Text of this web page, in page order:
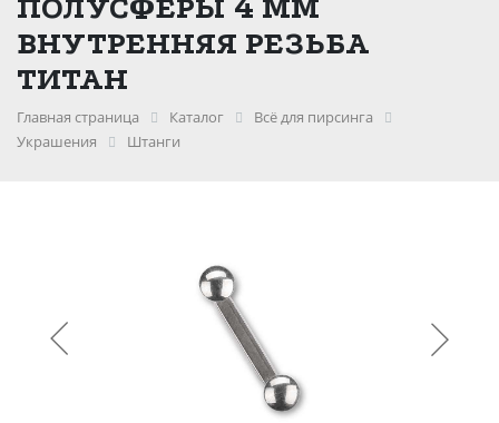
ВНУТРЕННЯЯ РЕЗЬБА
ТИТАН
Главная страница Каталог
Всё для пирсинга
Украшения
Штанги